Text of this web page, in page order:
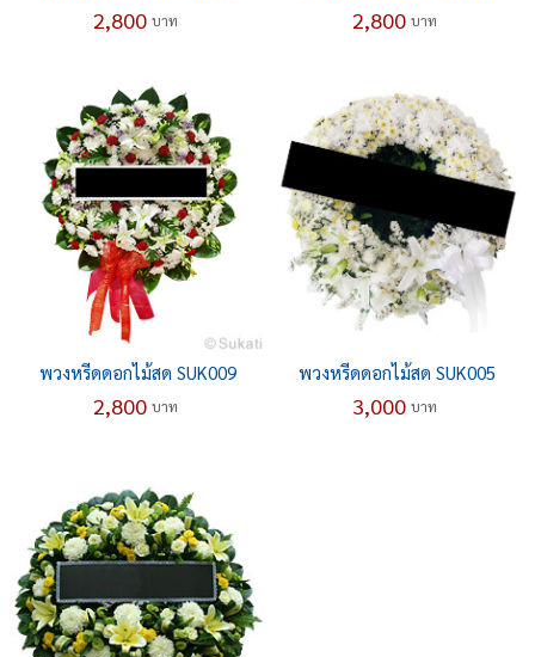
2,800 บาท 2,800 บาท
พวงหรีดดอกไม้สด SUK009
2,800 บาท
พวงหรีดดอกไม้สด SUK005
3,000 บาท